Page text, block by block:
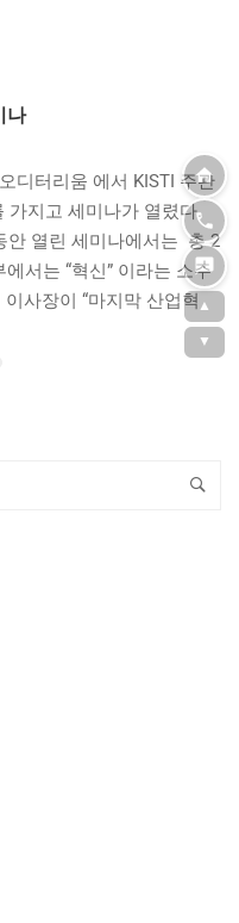
나
디터리움 에서 KISTI 주관
가지고 세미나가 열렸다.
안 열린 세미나에서는 총 2
서는 “혁신” 이라는 소주
사장이 “마지막 산업혁 ▲
▼